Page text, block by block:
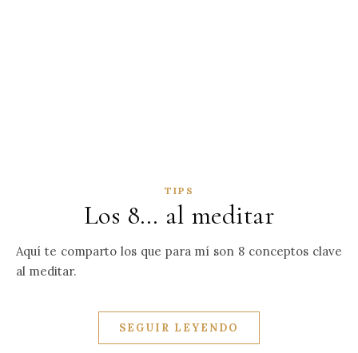
TIPS
Los 8… al meditar
Aquí te comparto los que para mí son 8 conceptos clave
al meditar.
SEGUIR LEYENDO